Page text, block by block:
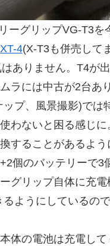
ーグリップVG-T3
XT-4(X-T3も併売して
ありません。T4が
ラには中古が2台あ
プ、風景撮影)では
わないと困る感じ
することがあるよう
個のバッテリーで
グリップ自体に充
ようにしているの
体の電池は充電し